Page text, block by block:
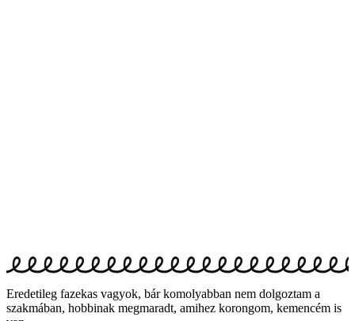
Eredetileg fazekas vagyok, bár komolyabban nem dolgoztam a
szakmában, hobbinak megmaradt, amihez korongom, kemencém is